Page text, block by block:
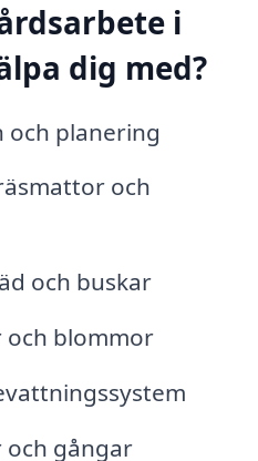
i
dig med?
och planering
och
och buskar
och blommor
och gångar